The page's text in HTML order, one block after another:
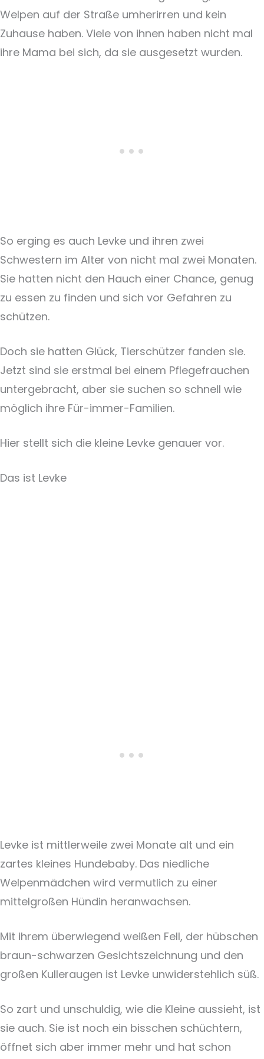
Welpen auf der Straße umherirren und kein
Zuhause haben. Viele von ihnen haben nicht mal
ihre Mama bei sich, da sie ausgesetzt wurden.
So erging es auch Levke und ihren zwei
Schwestern im Alter von nicht mal zwei Monaten.
Sie hatten nicht den Hauch einer Chance, genug
zu essen zu finden und sich vor Gefahren zu
schützen.
Doch sie hatten Glück, Tierschützer fanden sie.
Jetzt sind sie erstmal bei einem Pflegefrauchen
untergebracht, aber sie suchen so schnell wie
möglich ihre Für-immer-Familien.
Hier stellt sich die kleine Levke genauer vor.
Das ist Levke
Levke ist mittlerweile zwei Monate alt und ein
zartes kleines Hundebaby. Das niedliche
Welpenmädchen wird vermutlich zu einer
mittelgroßen Hündin heranwachsen.
Mit ihrem überwiegend weißen Fell, der hübschen
braun-schwarzen Gesichtszeichnung und den
großen Kulleraugen ist Levke unwiderstehlich süß.
So zart und unschuldig, wie die Kleine aussieht, ist
sie auch. Sie ist noch ein bisschen schüchtern,
öffnet sich aber immer mehr und hat schon